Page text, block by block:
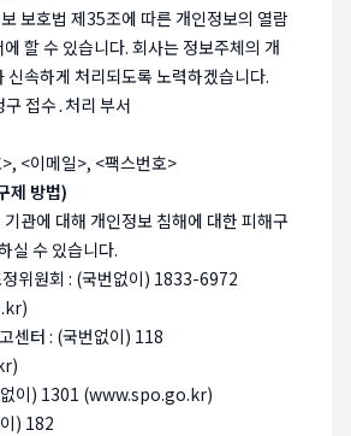
보호법 제35조에 따른 개인정보의 열람
할 수 있습니다. 회사는 정보주체의 개
신속하게 처리되도록 노력하겠습니다.
접수․처리 부서
<이메일>, <팩스번호>
제 방법)
관에 대해 개인정보 침해에 대한 피해구
실 수 있습니다.
위원회 : (국번없이) 1833-6972
센터 : (국번없이) 118
없이) 1301 (www.spo.go.kr)
) 182